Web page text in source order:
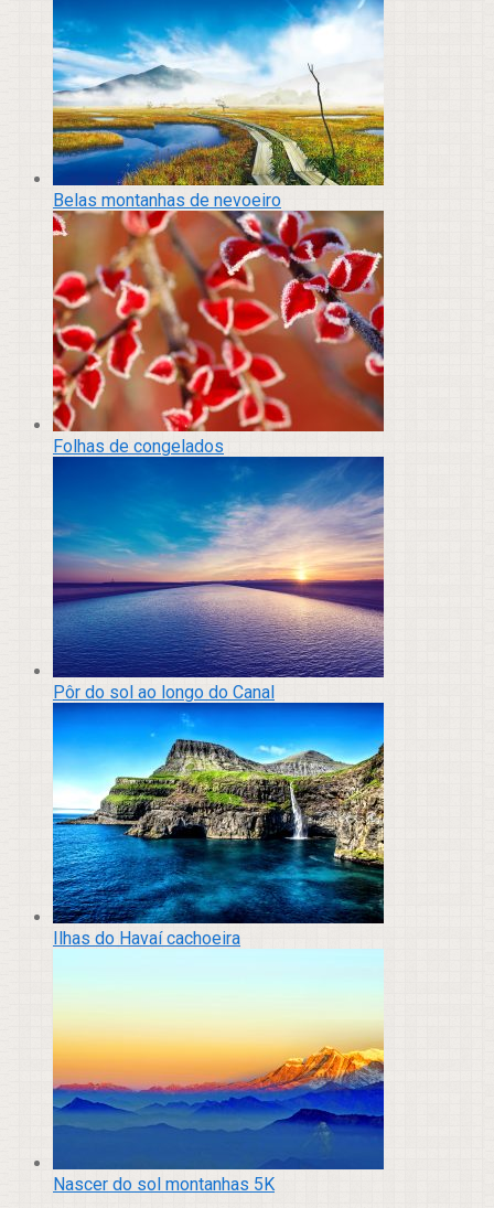
Belas montanhas de nevoeiro
Folhas de congelados
Pôr do sol ao longo do Canal
Ilhas do Havaí cachoeira
Nascer do sol montanhas 5K